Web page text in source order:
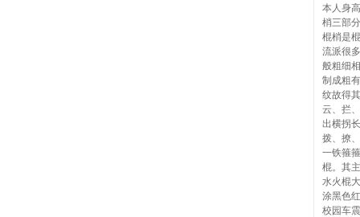
本人身
梢三部
棍梢是
流派很
般粗细
制成粗
纹故得
云、拦
出横拐
拨、撩
一铁箍
棍。其
水火棍
涂黑色
校园车